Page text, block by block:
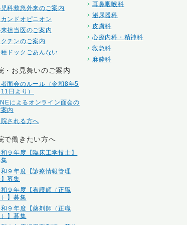
科救急外来のご案内
ンドオピニオン
担当医のご案内
チンのご案内
ドックごあんない
・お見舞いのご案内
面会のルール（令和8年5
日より）
によるオンライン面会の
内
される方へ
で働きたい方へ
９年度【臨床工学技士】
９年度【診療情報管理
募集
９年度【看護師（正職
】募集
９年度【薬剤師（正職
】募集
耳鼻咽喉科
泌尿器科
皮膚科
心療内科・精神科
救急科
麻酔科